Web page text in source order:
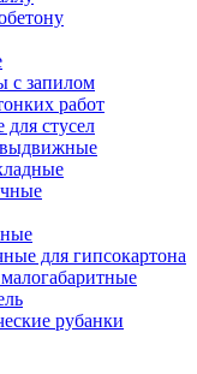
с запилом
работ
стусел
для гипсокартона
рубанки